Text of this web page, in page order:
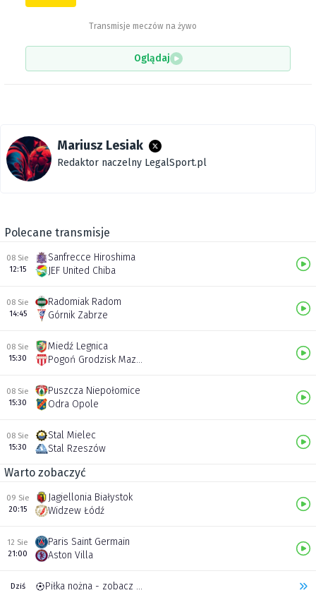
Transmisje meczów na żywo
Oglądaj
Mariusz Lesiak
Redaktor naczelny LegalSport.pl
Polecane transmisje
08 Sie
12:15
Sanfrecce Hiroshima
JEF United Chiba
08 Sie
14:45
Radomiak Radom
Górnik Zabrze
08 Sie
15:30
Miedź Legnica
Pogoń Grodzisk Mazowiecki
08 Sie
15:30
Puszcza Niepołomice
Odra Opole
08 Sie
15:30
Stal Mielec
Stal Rzeszów
Warto zobaczyć
09 Sie
20:15
Jagiellonia Białystok
Widzew Łódź
12 Sie
21:00
Paris Saint Germain
Aston Villa
Dziś Piłka nożna - zobacz inne transmisje